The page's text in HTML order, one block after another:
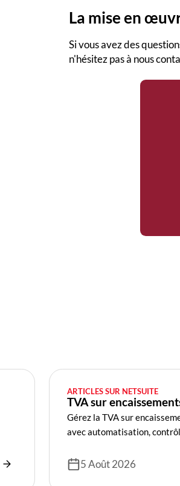
La mise en
Si vous avez des
n'hésitez pas à nous
ARTICLES SUR NETSUITE
TVA sur
Gérez la TVA sur
avec automatisation,
5 Août 2026